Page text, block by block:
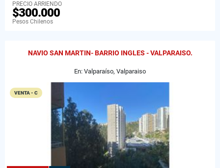
PRECIO ARRIENDO
$300.000
Pesos Chilenos
NAVIO SAN MARTIN- BARRIO INGLES - VALPARAISO.
En: Valparaíso, Valparaiso
VENTA - C